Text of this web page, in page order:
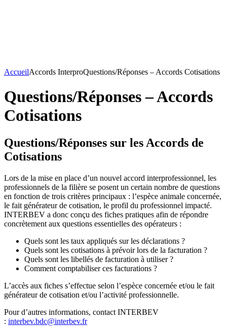
AccueilAccords InterproQuestions/Réponses – Accords Cotisations
Questions/Réponses – Accords
Cotisations
Questions/Réponses sur les Accords de
Cotisations
Lors de la mise en place d’un nouvel accord interprofessionnel, les
professionnels de la filière se posent un certain nombre de questions
en fonction de trois critères principaux : l’espèce animale concernée,
le fait générateur de cotisation, le profil du professionnel impacté.
INTERBEV a donc conçu des fiches pratiques afin de répondre
concrètement aux questions essentielles des opérateurs :
Quels sont les taux appliqués sur les déclarations ?
Quels sont les cotisations à prévoir lors de la facturation ?
Quels sont les libellés de facturation à utiliser ?
Comment comptabiliser ces facturations ?
L’accès aux fiches s’effectue selon l’espèce concernée et/ou le fait
générateur de cotisation et/ou l’activité professionnelle.
Pour d’autres informations, contact INTERBEV
: interbev.bdc@interbev.fr